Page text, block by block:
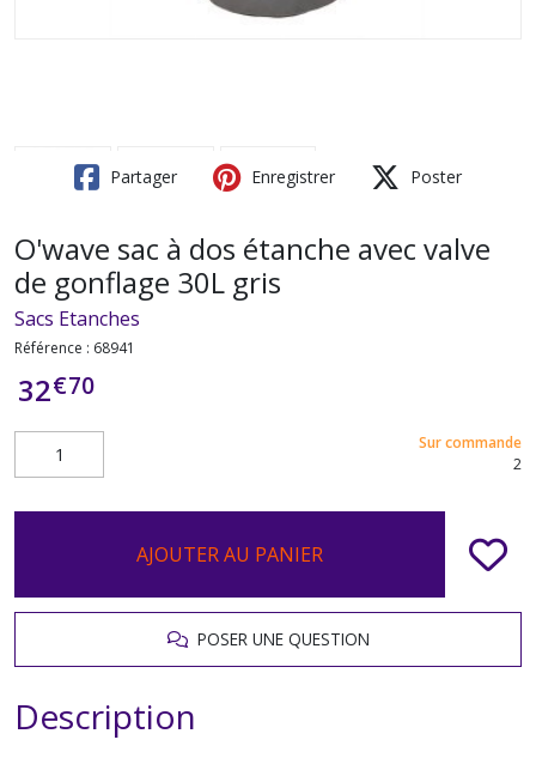
Partager Enregistrer Poster
O'wave sac à dos étanche avec valve
de gonflage 30L gris
Sacs Etanches
Référence : 68941
32€70
Sur commande
2
AJOUTER AU PANIER
POSER UNE QUESTION
Description